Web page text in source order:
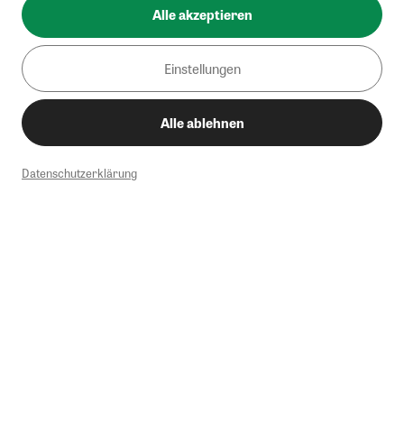
Alle akzeptieren
Einstellungen
Alle ablehnen
Datenschutzerklärung